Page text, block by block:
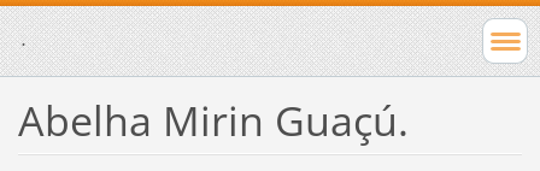
.
Abelha Mirin Guaçú.